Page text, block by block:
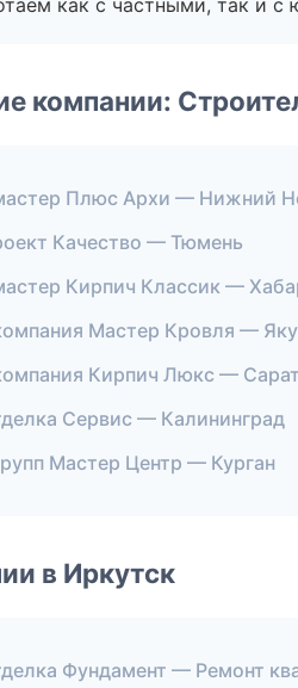
как с частными, так и
компании:
Плюс Архи — Нижний
Качество — Тюмень
Кирпич Классик —
Мастер Кровля —
Кирпич Люкс —
Сервис — Калининград
Мастер Центр — Курган
в Иркутск
Фундамент — Ремонт